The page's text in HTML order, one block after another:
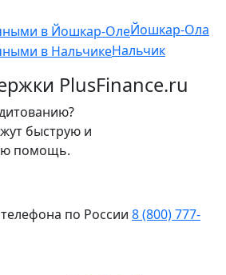
Йошкар-Ола
Нальчик
PlusFinance.ru
быструю и
помощь.
по России 8 (800) 777-